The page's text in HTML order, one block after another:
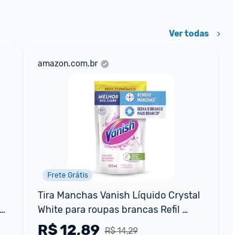
Ver todas
amazon.com.br
Frete Grátis
Tira Manchas Vanish Líquido Crystal
White para roupas brancas Refil
Econômico 500ml
R$ 14,29
R$12,89